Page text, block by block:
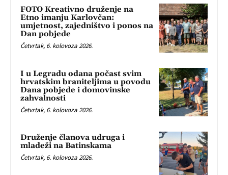
FOTO Kreativno druženje na
Etno imanju Karlovčan:
umjetnost, zajedništvo i ponos na
Dan pobjede
Četvrtak, 6. kolovoza 2026.
I u Legradu odana počast svim
hrvatskim braniteljima u povodu
Dana pobjede i domovinske
zahvalnosti
Četvrtak, 6. kolovoza 2026.
Druženje članova udruga i
mladeži na Batinskama
Četvrtak, 6. kolovoza 2026.